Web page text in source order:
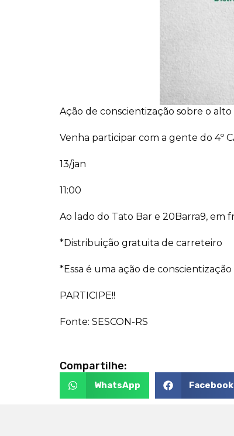
Ação de conscientização sobre o
Venha participar com a gente do 4º
13/jan
11:00
Ao lado do Tato Bar e 20Barra9, em
*Distribuição gratuita de carreteiro
*Essa é uma ação de
PARTICIPE!!
Fonte: SESCON-RS
Compartilhe:
WhatsApp Facebook